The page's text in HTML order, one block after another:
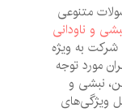
ویژه
توجه
و